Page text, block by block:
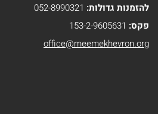
להזמנות גדולות: 052-8990321
פקס: 153-2-9605631
office@meemekhevron.org